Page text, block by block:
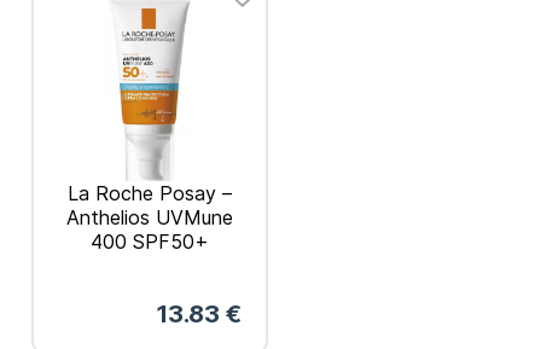
La Roche Posay –
Anthelios UVMune
400 SPF50+
Κρέμα Προσώπου
13.83 €